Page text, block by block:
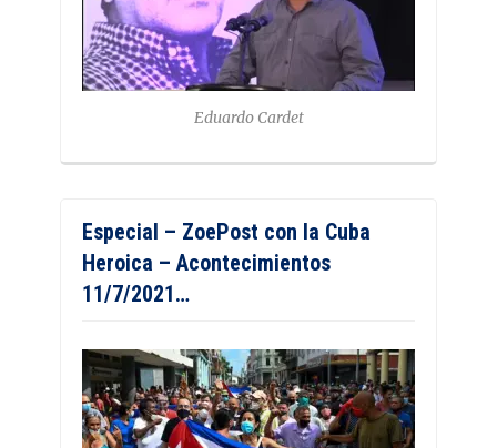
Eduardo Cardet
Especial – ZoePost con la Cuba
Heroica – Acontecimientos
11/7/2021…